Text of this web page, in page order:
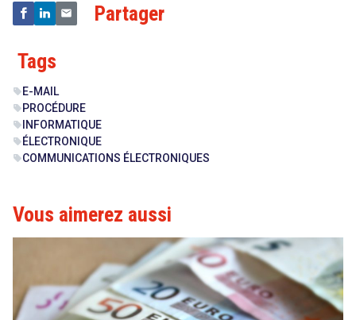
Partager
Tags
sell E-MAIL
sell PROCÉDURE
sell INFORMATIQUE
sell ÉLECTRONIQUE
sellCOMMUNICATIONS ÉLECTRONIQUES
Vous aimerez aussi